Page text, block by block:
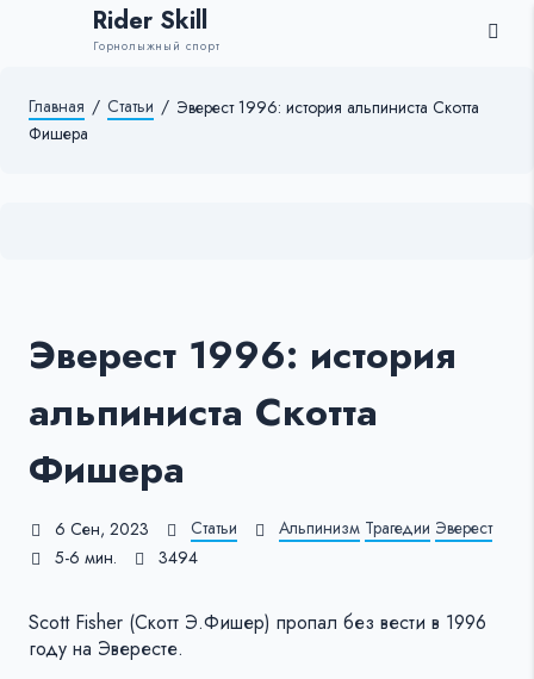
Rider Skill
Горнолыжный спорт
Главная / Статьи / Эверест 1996: история альпиниста Скотта
Фишера
Эверест 1996: история
альпиниста Скотта
Фишера
6 Сен, 2023 Статьи Альпинизм Трагедии Эверест
5-6 мин.
3494
Scott Fisher (Скотт Э.Фишер) пропал без вести в 1996
году на Эвересте.